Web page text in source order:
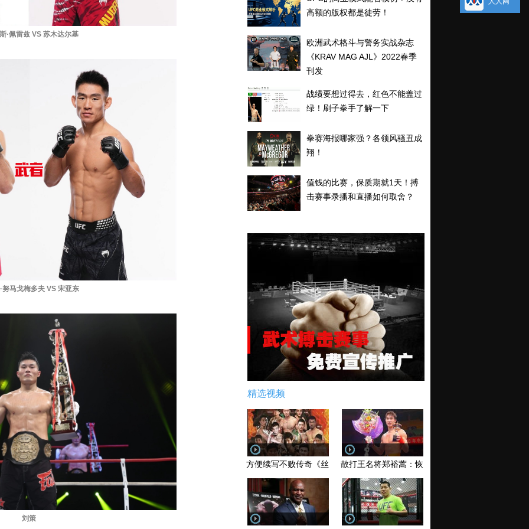
·佩雷兹 VS 苏木达尔基
努马戈梅多夫 VS 宋亚东
刘策
高额的版权都是徒劳！
欧洲武术格斗与警务实战杂志
《KRAV MAG AJL》2022春季
刊发
战绩要想过得去，红色不能盖过
绿！刷子拳手了解一下
拳赛海报哪家强？各领风骚丑成
翔！
值钱的比赛，保质期就1天！搏
击赛事录播和直播如何取舍？
精选视频
方便续写不败传奇《丝路英雄》太原站全场视频
散打王名将郑裕蒿：恢复训练 有望回归擂台